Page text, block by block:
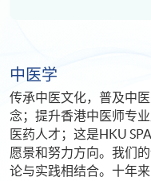
中医学
传承中医文化，普及中
念；提升香港中医师专
医药人才；这是HKU
愿景和努力方向。我们
论与实践相结合。十年